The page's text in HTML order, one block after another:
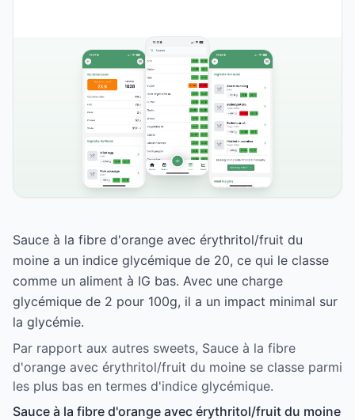
Sauce à la fibre d'orange avec érythritol/fruit du
moine a un indice glycémique de 20, ce qui le classe
comme un aliment à IG bas. Avec une charge
glycémique de 2 pour 100g, il a un impact minimal sur
la glycémie.
Par rapport aux autres sweets, Sauce à la fibre
d'orange avec érythritol/fruit du moine se classe parmi
les plus bas en termes d'indice glycémique.
Sauce à la fibre d'orange avec érythritol/fruit du moine